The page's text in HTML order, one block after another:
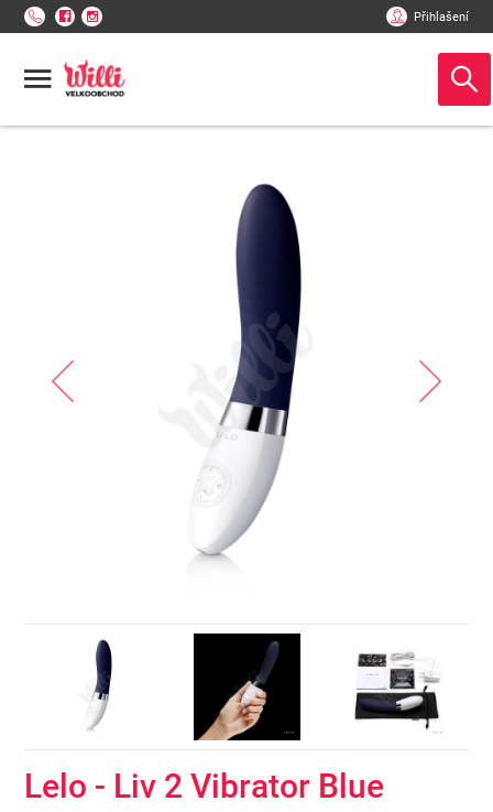
Přihlašení
Lelo - Liv 2 Vibrator Blue